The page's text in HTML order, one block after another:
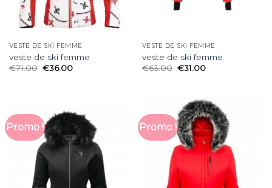
VESTE DE SKI FEMME
veste de ski femme
€71.00 €36.00
VESTE DE SKI FEMME
veste de ski femme
€63.00 €31.00
Promo ! Promo !